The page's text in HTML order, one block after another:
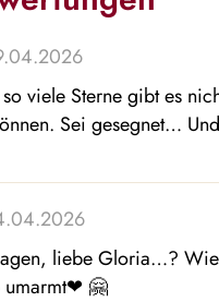
viele Sterne gibt es
Sei gesegnet…
liebe Gloria…?
umarmt❤ ️🤗